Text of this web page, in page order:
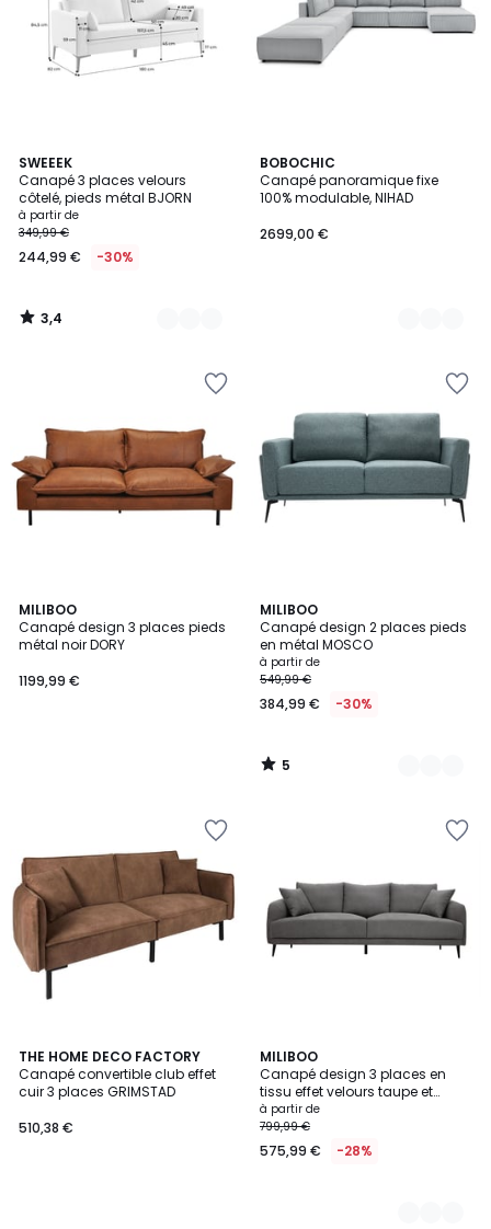
SWEEEK
Canapé 3 places velours
côtelé, pieds métal BJORN
à partir de
349,99 €
244,99 € -30%
3,4
/ 5
4
Couleurs
3,4
/
BOBOCHIC
Canapé panoramique fixe
100% modulable, NIHAD
2699,00 €
3
Couleurs
MILIBOO
Canapé design 3 places pieds
métal noir DORY
1199,99 €
MILIBOO
Canapé design 2 places pieds
en métal MOSCO
à partir de
549,99 €
384,99 € -30%
5
/
5
4
Couleurs
5
/
THE HOME DECO FACTORY
Canapé convertible club effet
cuir 3 places GRIMSTAD
510,38 €
MILIBOO
Canapé design 3 places en
tissu effet velours taupe et
métal noir JERRY
à partir de
799,99 €
575,99 € -28%
3
Couleurs